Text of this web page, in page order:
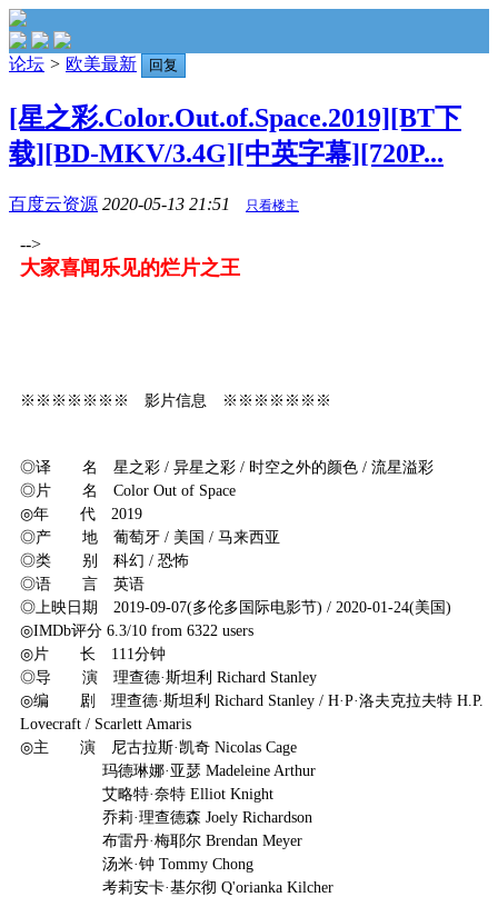
论坛 > 欧美最新 回复
[星之彩.Color.Out.of.Space.2019][BT下
载][BD-MKV/3.4G][中英字幕][720P...
百度云资源 2020-05-13 21:51 只看楼主
-->
大家喜闻乐见的烂片之王
※※※※※※※ 影片信息 ※※※※※※※
◎译 名 星之彩 / 异星之彩 / 时空之外的颜色 / 流星溢彩
◎片 名 Color Out of Space
◎年 代 2019
◎产 地 葡萄牙 / 美国 / 马来西亚
◎类 别 科幻 / 恐怖
◎语 言 英语
◎上映日期 2019-09-07(多伦多国际电影节) / 2020-01-24(美国)
◎IMDb评分 6.3/10 from 6322 users
◎片 长 111分钟
◎导 演 理查德·斯坦利 Richard Stanley
◎编 剧 理查德·斯坦利 Richard Stanley / H·P·洛夫克拉夫特 H.P.
Lovecraft / Scarlett Amaris
◎主 演 尼古拉斯·凯奇 Nicolas Cage
玛德琳娜·亚瑟 Madeleine Arthur
艾略特·奈特 Elliot Knight
乔莉·理查德森 Joely Richardson
布雷丹·梅耶尔 Brendan Meyer
汤米·钟 Tommy Chong
考莉安卡·基尔彻 Q'orianka Kilcher